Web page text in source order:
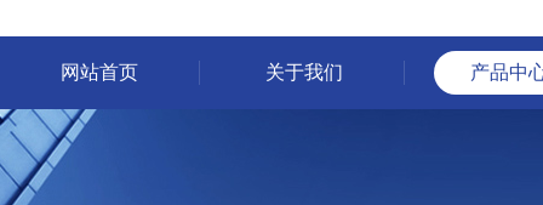
网站首页 关于我们 产品中